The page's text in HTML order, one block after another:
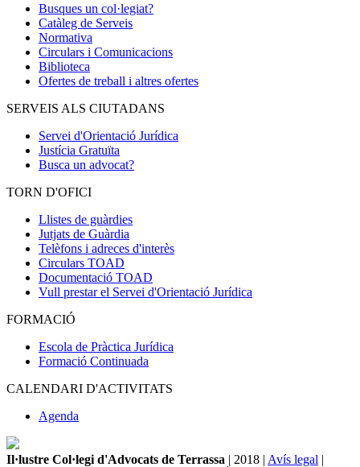
Busques un col·legiat?
Catàleg de Serveis
Normativa
Circulars i Comunicacions
Biblioteca
Ofertes de treball i altres ofertes
SERVEIS ALS CIUTADANS
Servei d'Orientació Jurídica
Justícia Gratuïta
Busca un advocat?
TORN D'OFICI
Llistes de guàrdies
Jutjats de Guàrdia
Telèfons i adreces d'interès
Circulars TOAD
Documentació TOAD
Vull prestar el Servei d'Orientació Jurídica
FORMACIÓ
Escola de Pràctica Jurídica
Formació Continuada
CALENDARI D'ACTIVITATS
Agenda
Il·lustre Col·legi d'Advocats de Terrassa | 2018 | Avís legal |